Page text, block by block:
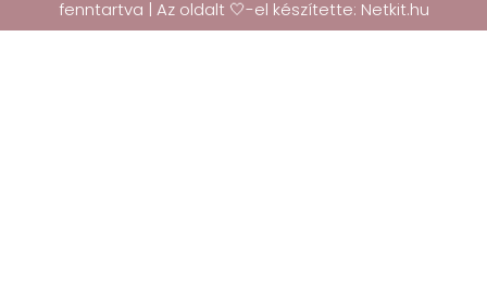
fenntartva | Az oldalt 🤍-el készítette: Netkit.hu